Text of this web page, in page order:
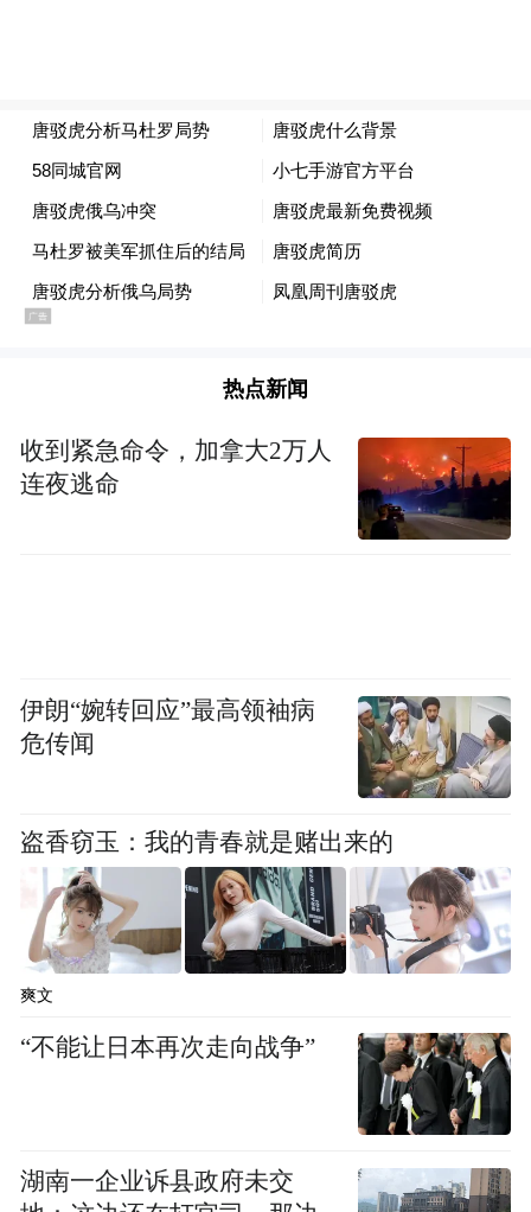
航导弹以米级精度砸向国防部、苏-30MK2驻
地解放者空军基地、马伊基蒂亚港等目标。
热点新闻
收到紧急命令，加拿大2万人
连夜逃命
伊朗“婉转回应”最高领袖病
危传闻
盗香窃玉：我的青春就是赌出来的
爽文
“不能让日本再次走向战争”
湖南一企业诉县政府未交